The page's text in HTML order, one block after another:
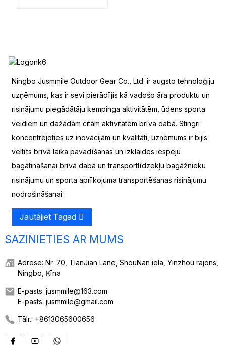
Ningbo Jusmmile Outdoor Gear Co., Ltd. ir augsto tehnoloģiju
uzņēmums, kas ir sevi pierādījis kā vadošo āra produktu un
risinājumu piegādātāju kempinga aktivitātēm, ūdens sporta
veidiem un dažādām citām aktivitātēm brīvā dabā. Stingri
koncentrējoties uz inovācijām un kvalitāti, uzņēmums ir bijis
veltīts brīvā laika pavadīšanas un izklaides iespēju
bagātināšanai brīvā dabā un transportlīdzekļu bagāžnieku
risinājumu un sporta aprīkojuma transportēšanas risinājumu
nodrošināšanai.
Jautājiet Tagad
SAZINIETIES AR MUMS
Adrese: Nr. 70, TianJian Lane, ShouNan iela, Yinzhou rajons,
Ningbo, Ķīna
E-pasts: jusmmile@163.com
E-pasts: jusmmile@gmail.com
Tālr.: +8613065600656